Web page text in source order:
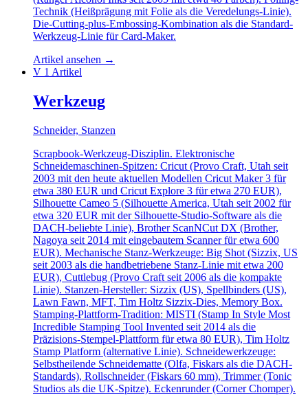
Technik (Heißprägung mit Folie als die Veredelungs-Linie).
Die-Cutting-plus-Embossing-Kombination als die Standard-
Werkzeug-Linie für Card-Maker.
Artikel ansehen →
V 1 Artikel
Werkzeug
Schneider, Stanzen
Scrapbook-Werkzeug-Disziplin. Elektronische
Schneidemaschinen-Spitzen: Cricut (Provo Craft, Utah seit
2003 mit den heute aktuellen Modellen Cricut Maker 3 für
etwa 380 EUR und Cricut Explore 3 für etwa 270 EUR),
Silhouette Cameo 5 (Silhouette America, Utah seit 2002 für
etwa 320 EUR mit der Silhouette-Studio-Software als die
DACH-beliebte Linie), Brother ScanNCut DX (Brother,
Nagoya seit 2014 mit eingebautem Scanner für etwa 600
EUR). Mechanische Stanz-Werkzeuge: Big Shot (Sizzix, US
seit 2003 als die handbetriebene Stanz-Linie mit etwa 200
EUR), Cuttlebug (Provo Craft seit 2006 als die kompakte
Linie). Stanzen-Hersteller: Sizzix (US), Spellbinders (US),
Lawn Fawn, MFT, Tim Holtz Sizzix-Dies, Memory Box.
Stamping-Plattform-Tradition: MISTI (Stamp In Style Most
Incredible Stamping Tool Invented seit 2014 als die
Präzisions-Stempel-Plattform für etwa 80 EUR), Tim Holtz
Stamp Platform (alternative Linie). Schneidewerkzeuge:
Selbstheilende Schneidematte (Olfa, Fiskars als die DACH-
Standards), Rollschneider (Fiskars 60 mm), Trimmer (Tonic
Studios als die UK-Spitze). Eckenrunder (Corner Chomper).